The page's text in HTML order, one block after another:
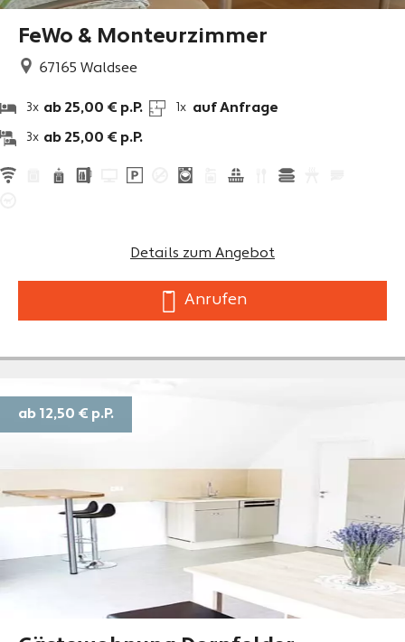
FeWo & Monteurzimmer
67165 Waldsee
3x ab 25,00 € p.P.
3x ab 25,00 € p.P.
1x auf Anfrage
Details zum Angebot
Anrufen
ab 12,50 € p.P.